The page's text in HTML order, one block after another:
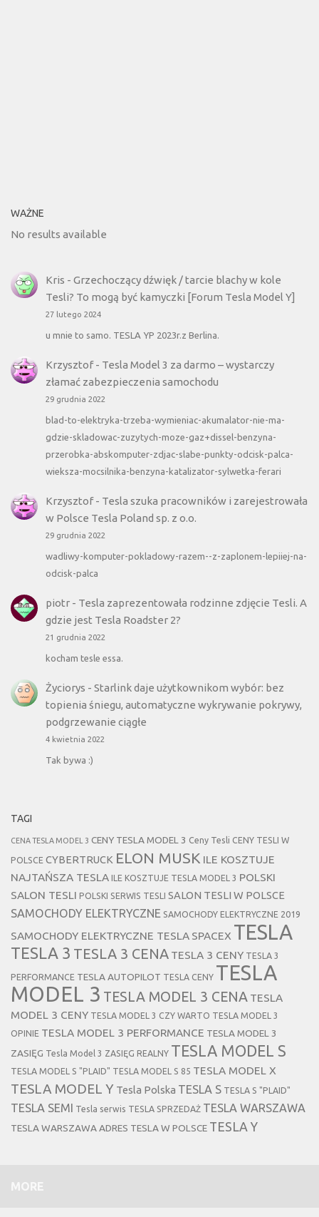
WAŻNE
No results available
Kris - Grzechoczący dźwięk / tarcie blachy w kole
Tesli? To mogą być kamyczki [Forum Tesla Model Y]
27 lutego 2024
u mnie to samo. TESLA YP 2023r.z Berlina.
Krzysztof- Tesla Model 3 za darmo – wystarczy
złamać zabezpieczenia samochodu
29 grudnia 2022
blad-to-elektryka-trzeba-wymieniac-akumalator-nie-ma-
gdzie-skladowac-zuzytych-moze-gaz+dissel-benzyna-
przerobka-abskomputer-zdjac-slabe-punkty-odcisk-palca-
wieksza-mocsilnika-benzyna-katalizator-sylwetka-ferari
Krzysztof- Tesla szuka pracowników i zarejestrowała
w Polsce Tesla Poland sp. z o.o.
29 grudnia 2022
wadliwy-komputer-pokladowy-razem--z-zaplonem-lepiiej-na-
odcisk-palca
piotr- Tesla zaprezentowała rodzinne zdjęcie Tesli. A
gdzie jest Tesla Roadster 2?
21 grudnia 2022
kocham tesle essa.
Życiorys - Starlink daje użytkownikom wybór: bez
topienia śniegu, automatyczne wykrywanie pokrywy,
podgrzewanie ciągłe
4 kwietnia 2022
Tak bywa :)
TAGI
CENA TESLA MODEL 3 CENY TESLA MODEL 3 Ceny Tesli CENY TESLI W
POLSCE CYBERTRUCK ELON MUSK ILE KOSZTUJE
NAJTAŃSZA TESLA
ILE KOSZTUJE TESLA MODEL 3 POLSKI
SALON TESLI POLSKI SERWIS TESLI SALON TESLI W POLSCE
SAMOCHODY ELEKTRYCZNE SAMOCHODY ELEKTRYCZNE 2019
SAMOCHODY ELEKTRYCZNE TESLA SPACEX TESLA
TESLA 3 TESLA 3 CENA TESLA 3 CENY TESLA 3
PERFORMANCE TESLA AUTOPILOT TESLA CENY TESLA
MODEL 3 TESLA MODEL 3 CENA TESLA
MODEL 3 CENY TESLA MODEL 3 CZY WARTO TESLA MODEL 3
OPINIE TESLA MODEL 3 PERFORMANCE TESLA MODEL 3
ZASIĘG Tesla Model 3 ZASIĘG REALNY TESLA MODEL S
TESLA MODEL S "PLAID" TESLA MODEL S 85 TESLA MODEL X
TESLA MODEL Y Tesla Polska TESLA S TESLA S "PLAID"
TESLA SEMI Tesla serwis TESLA SPRZEDAŻ TESLA WARSZAWA
TESLA WARSZAWA ADRES TESLA W POLSCE TESLA Y
MORE